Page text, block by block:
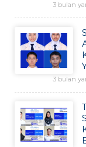
3 bulan
3 bulan